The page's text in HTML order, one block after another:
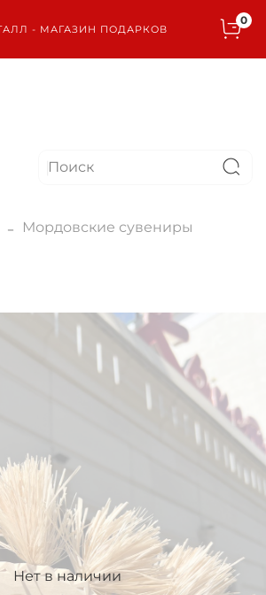
- МАГАЗИН ПОДАРКОВ
0
Мордовские сувениры
Нет в наличии